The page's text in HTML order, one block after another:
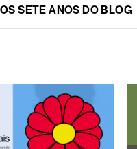
SETE ANOS DO BLOG